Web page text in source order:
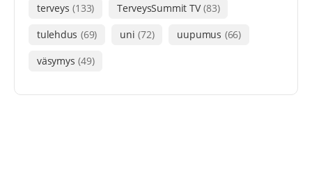
terveys (133) TerveysSummit TV (83)
tulehdus (69) uni (72) uupumus (66)
väsymys (49)